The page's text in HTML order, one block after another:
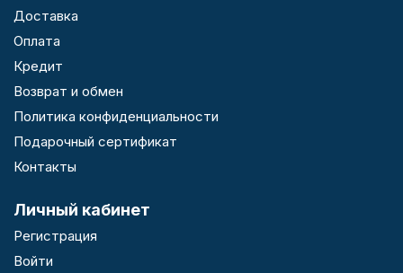
Доставка
Оплата
Кредит
Возврат и обмен
Политика конфиденциальности
Подарочный сертификат
Контакты
Личный кабинет
Регистрация
Войти